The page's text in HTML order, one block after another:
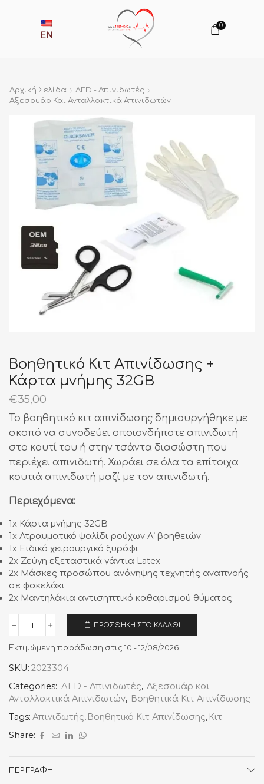
EN
0
Αρχική Σελίδα
AED - Απινιδωτές
Αξεσουάρ Και Ανταλλακτικά Απινιδωτών
Βοηθητικό Κιτ Απινίδωσης +
Κάρτα μνήμης 32GB
€35,00
Το βοηθητικό κιτ απινίδωσης δημιουργήθηκε με
σκοπό να συνοδεύει οποιονδήποτε απινιδωτή
στο κουτί του ή στην τσάντα διασώστη που
περιέχει απινιδωτή. Χωράει σε όλα τα επίτοιχα
κουτιά απινιδωτή μαζί με τον απινιδωτή.
Περιεχόμενα:
1x Κάρτα μνήμης 32GB
1x Ατραυματικό ψαλίδι ρούχων Α’ βοηθειών
1x Ειδικό χειρουργικό ξυράφι
2x Ζεύγη εξεταστικά γάντια Latex
2x Μάσκες προσώπου ανάνηψης τεχνητής αναπνοής
σε φακελάκι
2x Μαντηλάκια αντισηπτικό καθαρισμού θύματος
Βοηθητικό
Απινίδωσης
Κάρτα
μνήμης
32GB
ποσότητα
ΠΡΟΣΘΉΚΗ ΣΤΟ ΚΑΛΆΘΙ
Εκτιμώμενη παράδωση στις 10 - 12/08/2026
SKU: 2023304
Categories: AED - Απινιδωτές, Αξεσουάρ και
Ανταλλακτικά Απινιδωτών, Βοηθητικά Κιτ Απινίδωσης
Tags: Απινιδωτής, Βοηθητικό Κιτ Απινίδωσης, Κιτ
Share:
ΠΕΡΙΓΡΑΦΉ